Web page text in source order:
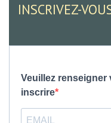
INSCRIVEZ-
Veuillez renseigner
inscrire